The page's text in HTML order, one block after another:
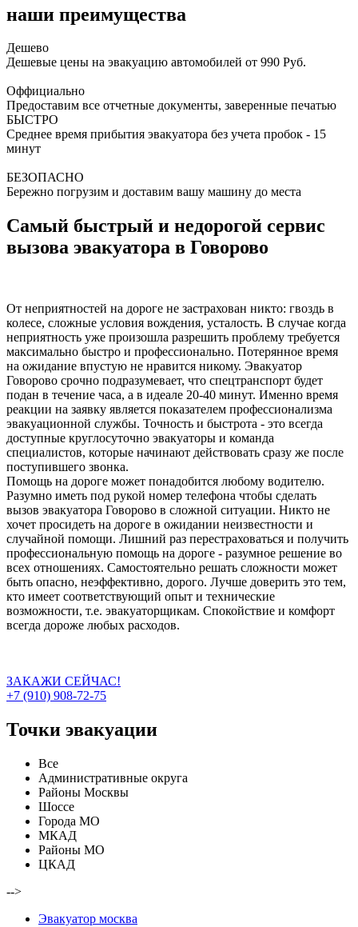
наши преимущества
Дешево
Дешевые цены на эвакуацию автомобилей от 990 Руб.
Оффициально
Предоставим все отчетные документы, заверенные печатью
БЫСТРО
Среднее время прибытия эвакуатора без учета пробок - 15
минут
БЕЗОПАСНО
Бережно погрузим и доставим вашу машину до места
Самый быстрый и недорогой сервис
вызова эвакуатора в Говорово
От неприятностей на дороге не застрахован никто: гвоздь в
колесе, сложные условия вождения, усталость. В случае когда
неприятность уже произошла разрешить проблему требуется
максимально быстро и профессионально. Потерянное время
на ожидание впустую не нравится никому. Эвакуатор
Говорово срочно подразумевает, что спецтранспорт будет
подан в течение часа, а в идеале 20-40 минут. Именно время
реакции на заявку является показателем профессионализма
эвакуационной службы. Точность и быстрота - это всегда
доступные круглосуточно эвакуаторы и команда
специалистов, которые начинают действовать сразу же после
поступившего звонка.
Помощь на дороге может понадобится любому водителю.
Разумно иметь под рукой номер телефона чтобы сделать
вызов эвакуатора Говорово в сложной ситуации. Никто не
хочет просидеть на дороге в ожидании неизвестности и
случайной помощи. Лишний раз перестраховаться и получить
профессиональную помощь на дороге - разумное решение во
всех отношениях. Самостоятельно решать сложности может
быть опасно, неэффективно, дорого. Лучше доверить это тем,
кто имеет соответствующий опыт и технические
возможности, т.е. эвакуаторщикам. Спокойствие и комфорт
всегда дороже любых расходов.
ЗАКАЖИ СЕЙЧАС!
+7 (910) 908-72-75
Точки эвакуации
Все
Административные округа
Районы Москвы
Шоссе
Города МО
МКАД
Районы МО
ЦКАД
-->
Эвакуатор москва